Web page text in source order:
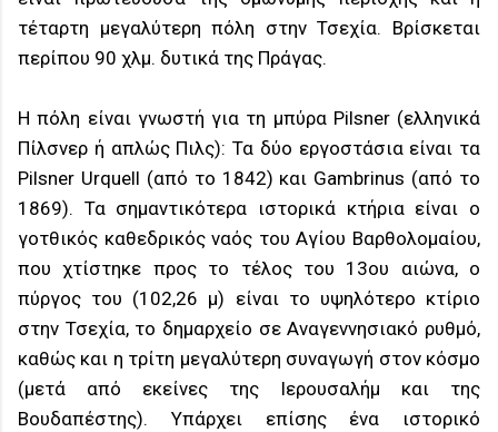
τέταρτη μεγαλύτερη πόλη στην Τσεχία. Βρίσκεται
περίπου 90 χλμ. δυτικά της Πράγας.
Η πόλη είναι γνωστή για τη μπύρα Pilsner (ελληνικά
Πίλσνερ ή απλώς Πιλς): Τα δύο εργοστάσια είναι τα
Pilsner Urquell (από το 1842) και Gambrinus (από το
1869). Τα σημαντικότερα ιστορικά κτήρια είναι ο
γοτθικός καθεδρικός ναός του Αγίου Βαρθολομαίου,
που χτίστηκε προς το τέλος του 13ου αιώνα, ο
πύργος του (102,26 μ) είναι το υψηλότερο κτίριο
στην Τσεχία, το δημαρχείο σε Αναγεννησιακό ρυθμό,
καθώς και η τρίτη μεγαλύτερη συναγωγή στον κόσμο
(μετά από εκείνες της Ιερουσαλήμ και της
Βουδαπέστης). Υπάρχει επίσης ένα ιστορικό